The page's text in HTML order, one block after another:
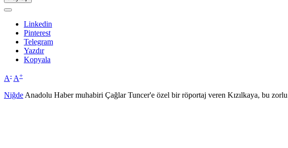
Linkedin
Pinterest
Telegram
Yazdır
Kopyala
A- A+
NiğdeAnadolu Haber muhabiri Çağlar Tuncer'e özel bir röportaj veren Kızılkaya, bu